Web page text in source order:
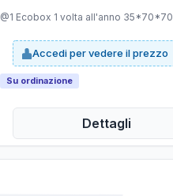
@1 Ecobox 1 volta all'anno 35*70*70
Accedi per vedere il prezzo
Su ordinazione
Dettagli